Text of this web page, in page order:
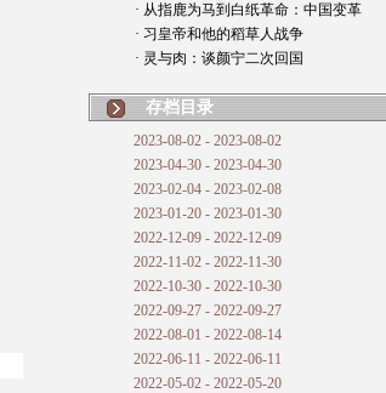
· 从指鹿为马到白纸革命：中国变革
· 习皇帝和他的稻草人战争
· 灵与肉：谈颜宁二次回国
存档目录
2023-08-02 - 2023-08-02
2023-04-30 - 2023-04-30
2023-02-04 - 2023-02-08
2023-01-20 - 2023-01-30
2022-12-09 - 2022-12-09
2022-11-02 - 2022-11-30
2022-10-30 - 2022-10-30
2022-09-27 - 2022-09-27
2022-08-01 - 2022-08-14
2022-06-11 - 2022-06-11
2022-05-02 - 2022-05-20